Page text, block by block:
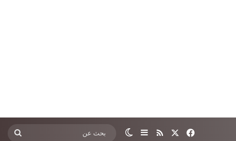
فيسبوك ملخص الموقع RSS
إضافة عمود جانبي
الوضع المظلم بحث